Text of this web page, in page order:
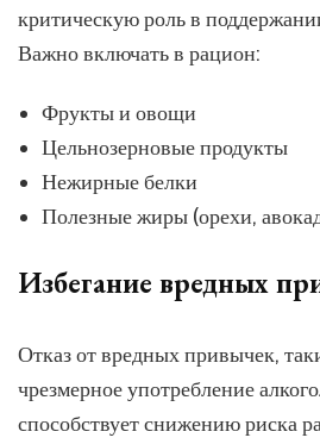
критическую роль в
Важно включать в рацион:
Фрукты и овощи
Цельнозерновые продукты
Нежирные белки
Полезные жиры (орехи,
Избегание вредных
Отказ от вредных привычек,
чрезмерное употребление
способствует снижению риска